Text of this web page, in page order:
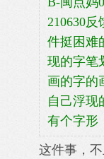
210630
件挺困难
现的字笔
画的字的
自己浮现
有个字形
这件事，